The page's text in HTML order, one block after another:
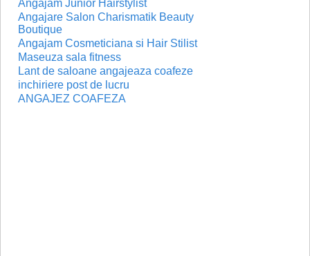
Angajam Junior Hairstylist
Angajare Salon Charismatik Beauty
Boutique
Angajam Cosmeticiana si Hair Stilist
Maseuza sala fitness
Lant de saloane angajeaza coafeze
inchiriere post de lucru
ANGAJEZ COAFEZA